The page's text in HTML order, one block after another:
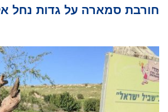
חורבת סמארה על גדות נחל